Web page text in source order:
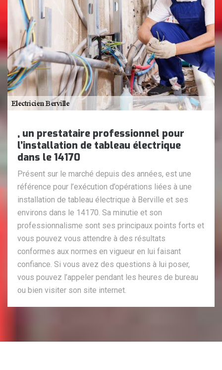
, un prestataire professionnel pour
l’installation de tableau électrique
dans le 14170
Présent sur le marché depuis des années, est une
référence pour l’exécution d’opérations liées à une
installation de tableau électrique à Berville et ses
environs dans le 14170. Sa minutie et son
professionnalisme sont ses principaux points forts et
vous pouvez vous attendre à des résultats
conformes aux normes en vigueur en lui faisant
confiance. Si vous avez des questions à lui poser,
vous pouvez l’appeler pendant les heures de bureau
ou bien visiter son site internet.